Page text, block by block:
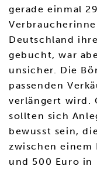
gerade einmal
Deutschland
gebucht, war
unsicher. Die
passenden
verlängert wird.
sollten sich
bewusst sein,
zwischen einem
und 500 Euro in